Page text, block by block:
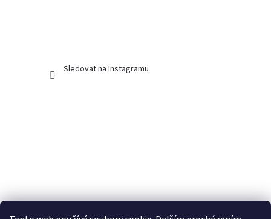
Sledovat na Instagramu